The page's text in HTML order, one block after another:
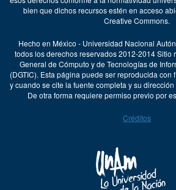
bien que dichos recursos estén en acceso
Creative Commons.
Hecho en México - Universidad Nacional
todos los derechos reservados 2012-2014 Sitio
General de Cómputo y de Tecnologías de
(DGTIC). Esta página puede ser reproducida con
y cuando se cite la fuente completa y su
De otra forma requiere permiso previo por
Créditos